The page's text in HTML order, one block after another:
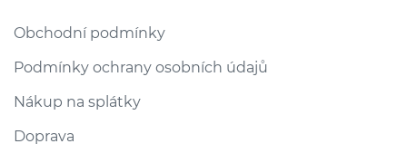
Obchodní podmínky
Podmínky ochrany osobních údajů
Nákup na splátky
Doprava